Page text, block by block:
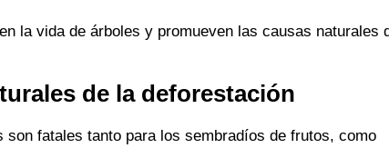
la vida de árboles y promueven las causas naturales
de la deforestación
son fatales tanto para los sembradíos de frutos, como